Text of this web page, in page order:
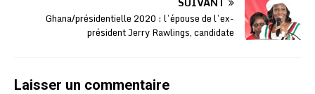
Ghana/présidentielle 2020 : l’épouse de l’ex-
président Jerry Rawlings, candidate
Laisser un commentaire